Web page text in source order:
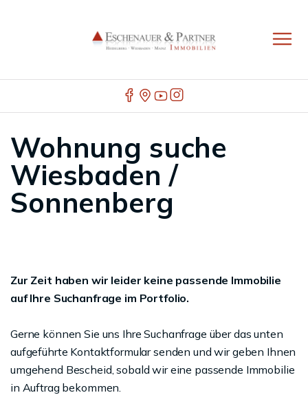
Wohnung suche
Wiesbaden /
Sonnenberg
Zur Zeit haben wir leider keine passende Immobilie
auf Ihre Suchanfrage im Portfolio.
Gerne können Sie uns Ihre Suchanfrage über das unten
aufgeführte Kontaktformular senden und wir geben Ihnen
umgehend Bescheid, sobald wir eine passende Immobilie
in Auftrag bekommen.